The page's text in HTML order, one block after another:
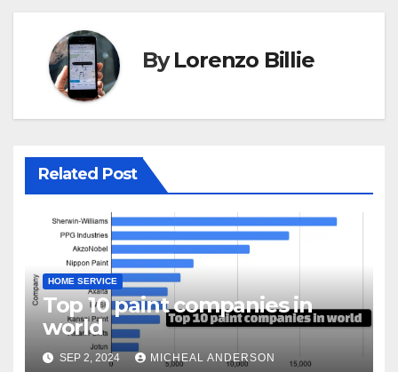
ByLorenzo Billie
Related Post
HOME SERVICE
Top 10 paint companies in
world
SEP 2, 2024 MICHEAL ANDERSON